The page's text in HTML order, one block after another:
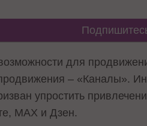
для
– «Каналы».
упростить
MAX и Дзен.